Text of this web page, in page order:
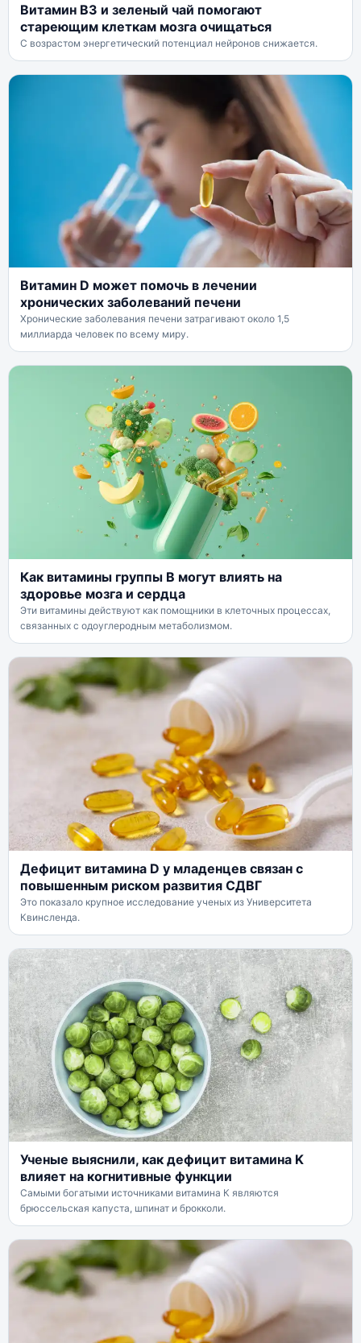
Витамин B3 и зеленый чай помогают
стареющим клеткам мозга очищаться
С возрастом энергетический потенциал нейронов снижается.
Витамин D может помочь в лечении
хронических заболеваний печени
Хронические заболевания печени затрагивают около 1,5
миллиарда человек по всему миру.
Как витамины группы В могут влиять на
здоровье мозга и сердца
Эти витамины действуют как помощники в клеточных процессах,
связанных с одоуглеродным метаболизмом.
Дефицит витамина D у младенцев связан с
повышенным риском развития СДВГ
Это показало крупное исследование ученых из Университета
Квинсленда.
Ученые выяснили, как дефицит витамина K
влияет на когнитивные функции
Самыми богатыми источниками витамина К являются
брюссельская капуста, шпинат и брокколи.